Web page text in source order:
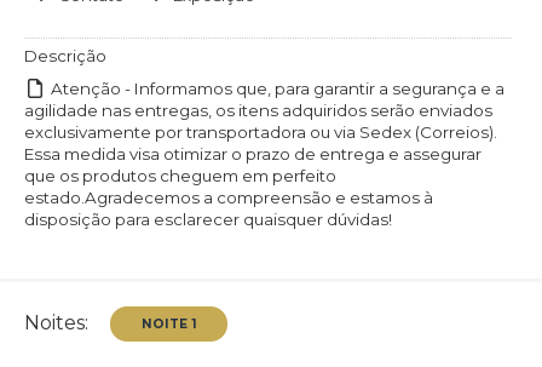
Descrição
Atenção - Informamos que, para garantir a segurança e a
agilidade nas entregas, os itens adquiridos serão enviados
exclusivamente por transportadora ou via Sedex (Correios).
Essa medida visa otimizar o prazo de entrega e assegurar
que os produtos cheguem em perfeito
estado.Agradecemos a compreensão e estamos à
disposição para esclarecer quaisquer dúvidas!
Noites: